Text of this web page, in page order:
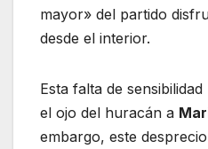
mayor» del partido
desde el interior.
Esta falta de
el ojo del huracán a
embargo, este